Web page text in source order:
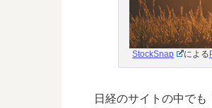
StockSnap による
日経のサイトの中でも